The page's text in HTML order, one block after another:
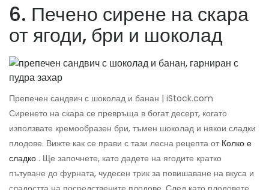
6. Печено сирене на скара
от ягоди, бри и шоколад
Препечен сандвич с шоколад и банан | iStock.com
Сиренето на скара се превръща в богат десерт, когато
използвате кремообразен бри, тъмен шоколад и някои сладки
плодове. Вижте как се прави с тази лесна рецепта от Колко е
сладко . Ще започнете, като дадете на ягодите кратко
пътуване до фурната, чудесен трик за повишаване на вкуса и